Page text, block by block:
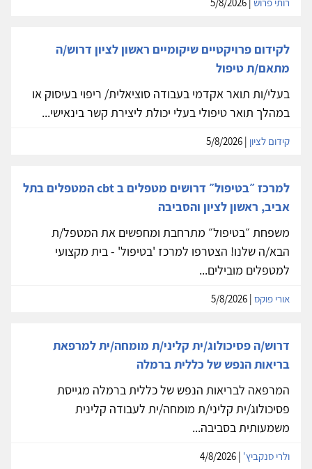
רותי פרוש
לקידום פרויקטיים שיקומיים ראשון לציון דרוש/ה
מתאם/ת טיפול
בעלי/ות תואר אקדמי בעבודה סוציאלית/ ריפוי בעיסוק או
במהלך תואר טיפולי בעלי יכולת ליצירת קשר בינאישי...
קידום לציון
למרכז ״בטיפול״ דרושים מטפלים ב cbt המטפלים בתל
אביב, ראשון לציון והסביבה
משפחת ״בטיפול״ מתרחבת ומחפשים את המטפל/ת
הבא/ה שלנו! הצטרפו למרכז 'בטיפול' - בית מקצועי
למטפלים מובילים...
אורי פוקס
דרוש/ה פסיכולוג/ית קליני/ת מומחה/ית למרפאת
בריאות הנפש של כללית ברמלה
המרפאה לבריאות הנפש של כללית ברמלה מגייסת
פסיכולוג/ית קליני/ת מומחה/ית לעבודה קלינית
משמעותית בסביבה...
ולרי סנקביץ'